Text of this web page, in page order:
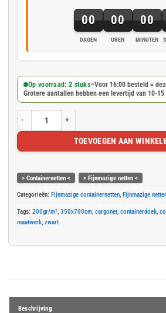
00
DAGEN
00
UREN
00
MINUTEN
Op voorraad: 2 stuks–Voor 16:00 besteld =
Grotere aantallen hebben een levertijd van 10-
Zwart fijnmazig containernet cargonet
TOEVOEGEN AAN
> Containernetten <
> Fijnmazige netten <
Categorieën: Fijnmazige containernetten, Fijnmazige
Tags: 200gr/m², 350x700cm, cargonet, containerdoek,
maatwerk, zwart
Beschrijving